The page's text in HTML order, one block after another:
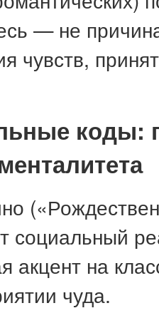
— не
чувств,
коды:
социальный
акцент на
чуда.